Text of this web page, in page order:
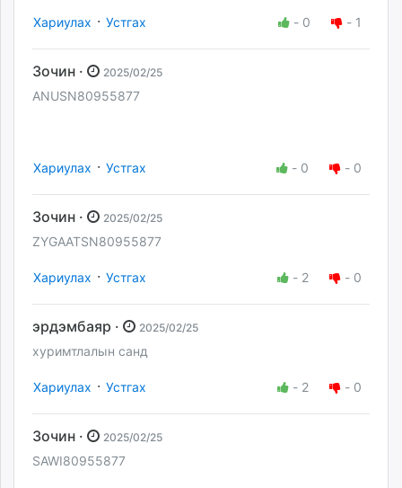
Хариулах · Устгах - 0 - 1
Зочин · 2025/02/25
ANUSN80955877
Хариулах · Устгах - 0 - 0
Зочин · 2025/02/25
ZYGAATSN80955877
Хариулах · Устгах - 2 - 0
эрдэмбаяр · 2025/02/25
хуримтлалын санд
Хариулах · Устгах - 2 - 0
Зочин · 2025/02/25
SAWI80955877